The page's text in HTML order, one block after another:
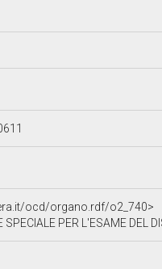
ocd/organo.rdf/o2_740>
PER L'ESAME DEL